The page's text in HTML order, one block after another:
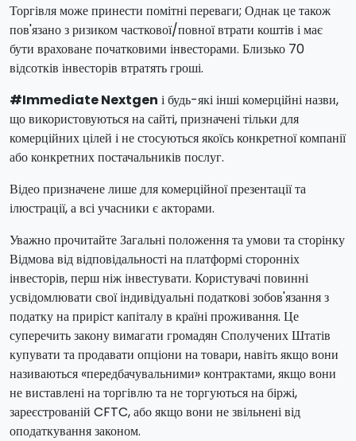
Торгівля може принести помітні переваги; Однак це також
пов'язано з ризиком часткової/повної втрати коштів і має
бути враховане початковими інвесторами. Близько 70
відсотків інвесторів втратять гроші.
#Immediate Nextgen і будь-які інші комерційні назви,
що використовуються на сайті, призначені тільки для
комерційних цілей і не стосуються якоїсь конкретної компанії
або конкретних постачальників послуг.
Відео призначене лише для комерційної презентації та
ілюстрації, а всі учасники є акторами.
Уважно прочитайте Загальні положення та умови та сторінку
Відмова від відповідальності на платформі сторонніх
інвесторів, перш ніж інвестувати. Користувачі повинні
усвідомлювати свої індивідуальні податкові зобов'язання з
податку на приріст капіталу в країні проживання. Це
суперечить закону вимагати громадян Сполучених Штатів
купувати та продавати опціони на товари, навіть якщо вони
називаються «передбачувальними» контрактами, якщо вони
не виставлені на торгівлю та не торгуються на біржі,
зареєстрованій CFTC, або якщо вони не звільнені від
оподаткування законом.